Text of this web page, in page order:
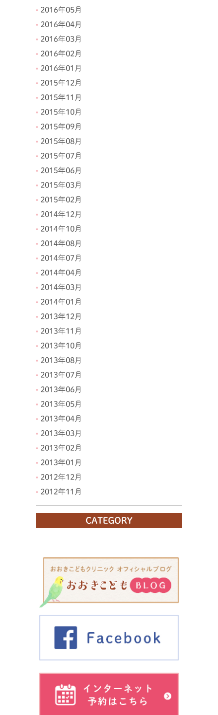
2016年05月
2016年04月
2016年03月
2016年02月
2016年01月
2015年12月
2015年11月
2015年10月
2015年09月
2015年08月
2015年07月
2015年06月
2015年03月
2015年02月
2014年12月
2014年10月
2014年08月
2014年07月
2014年04月
2014年03月
2014年01月
2013年12月
2013年11月
2013年10月
2013年08月
2013年07月
2013年06月
2013年05月
2013年04月
2013年03月
2013年02月
2013年01月
2012年12月
2012年11月
CATEGORY